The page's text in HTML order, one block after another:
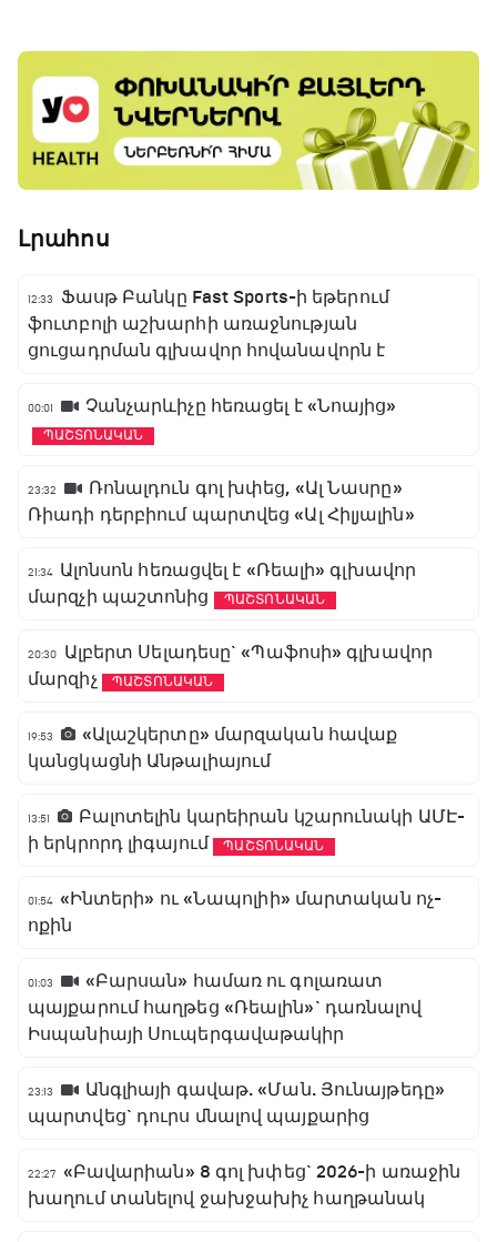
Լրահոս
12:33
Ֆասթ Բանկը Fast Sports-ի եթերում
ֆուտբոլի աշխարհի առաջնության
ցուցադրման գլխավոր հովանավորն է
00:01 Չանչարևիչը հեռացել է «Նոայից»
ՊԱՇՏՈՆԱԿԱՆ
23:32
Ռոնալդուն գոլ խփեց, «Ալ Նասրը»
Ռիադի դերբիում պարտվեց «Ալ Հիլյալին»
21:34 Ալոնսոն հեռացվել է «Ռեալի» գլխավոր
մարզչի պաշտոնից
ՊԱՇՏՈՆԱԿԱՆ
20:30
Ալբերտ Սելադեսը` «Պաֆոսի» գլխավոր
մարզիչ
ՊԱՇՏՈՆԱԿԱՆ
19:53
«Ալաշկերտը» մարզական հավաք
կանցկացնի Անթալիայում
13:51
Բալոտելին կարեիրան կշարունակի ԱՄԷ-
ի երկրորդ լիգայում
ՊԱՇՏՈՆԱԿԱՆ
01:54 «Ինտերի» ու «Նապոլիի» մարտական ոչ-
ոքին
01:03
«Բարսան» համառ ու գոլառատ
պայքարում հաղթեց «Ռեալին»` դառնալով
Իսպանիայի Սուպերգավաթակիր
23:13
Անգլիայի գավաթ. «Ման. Յունայթեդը»
պարտվեց` դուրս մնալով պայքարից
22:27 «Բավարիան» 8 գոլ խփեց` 2026-ի առաջին
խաղում տանելով ջախջախիչ հաղթանակ